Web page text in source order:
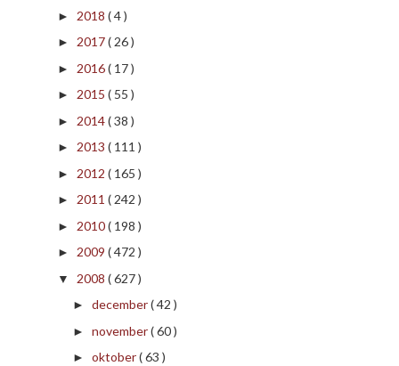
► 2018 ( 4 )
► 2017( 26 )
► 2016( 17 )
► 2015 ( 55 )
► 2014( 38 )
► 2013 ( 111 )
► 2012 ( 165 )
► 2011 ( 242 )
► 2010( 198 )
► 2009 ( 472 )
▼ 2008 ( 627 )
► december( 42 )
► november( 60 )
► oktober( 63 )